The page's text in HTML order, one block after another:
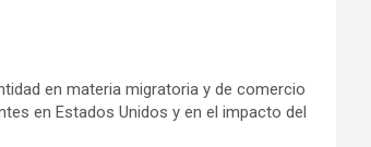
en materia migratoria y de comercio
en Estados Unidos y en el impacto del